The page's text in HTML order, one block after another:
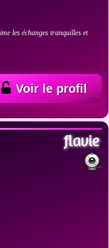
les échanges tranquilles et
Voir le profil
flavie